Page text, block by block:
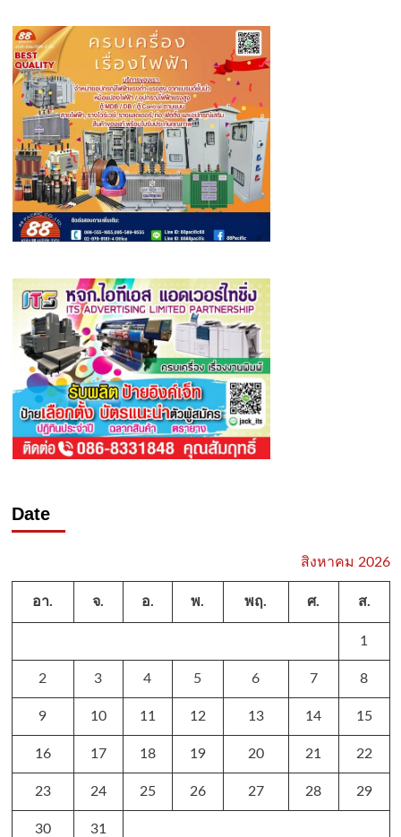
Date
สิงหาคม 2026
อา. จ. อ. พ. พฤ. ศ. ส.
1
2 3 4 5 6 7 8
9 10 11 12 13 14 15
16 17 18 19 20 21 22
23 24 25 26 27 28 29
30 31